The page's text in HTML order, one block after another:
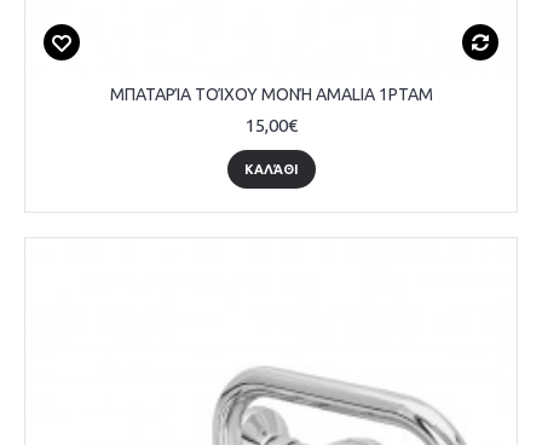
ΜΠΑΤΑΡΊΑ ΤΟΊΧΟΥ ΜΟΝΉ AMALIA 1PTAM
15,00€
ΚΑΛΆΘΙ